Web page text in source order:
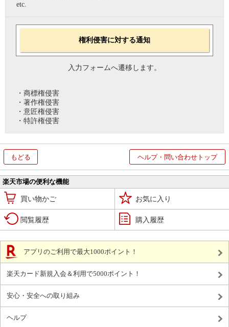
etc.
権利侵害に対する通知
入力フォームへ遷移します。
・商標権侵害
・著作権侵害
・意匠権侵害
・特許権侵害
もどる ヘルプ・問い合わせトップ
楽天市場の便利な機能
買い物かご お気に入り
閲覧履歴 購入履歴
アプリのご利用で最大1000ポイント！
楽天カード新規入会＆利用で5000ポイント！
安心・安全への取り組み
ヘルプ